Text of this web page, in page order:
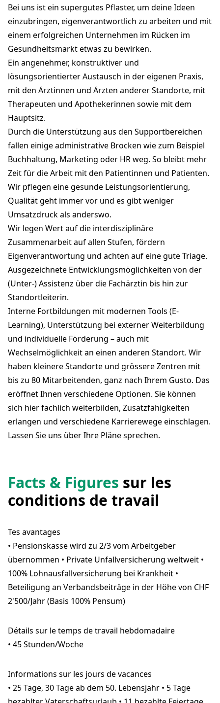
Bei uns ist ein supergutes Pflaster, um deine Ideen
einzubringen, eigenverantwortlich zu arbeiten und mit
einem erfolgreichen Unternehmen im Rücken im
Gesundheitsmarkt etwas zu bewirken.
Ein angenehmer, konstruktiver und
lösungsorientierter Austausch in der eigenen Praxis,
mit den Ärztinnen und Ärzten anderer Standorte, mit
Therapeuten und Apothekerinnen sowie mit dem
Hauptsitz.
Durch die Unterstützung aus den Supportbereichen
fallen einige administrative Brocken wie zum Beispiel
Buchhaltung, Marketing oder HR weg. So bleibt mehr
Zeit für die Arbeit mit den Patientinnen und Patienten.
Wir pflegen eine gesunde Leistungsorientierung,
Qualität geht immer vor und es gibt weniger
Umsatzdruck als anderswo.
Wir legen Wert auf die interdisziplinäre
Zusammenarbeit auf allen Stufen, fördern
Eigenverantwortung und achten auf eine gute Triage.
Ausgezeichnete Entwicklungsmöglichkeiten von der
(Unter-) Assistenz über die Fachärztin bis hin zur
Standortleiterin.
Interne Fortbildungen mit modernen Tools (E-
Learning), Unterstützung bei externer Weiterbildung
und individuelle Förderung – auch mit
Wechselmöglichkeit an einen anderen Standort. Wir
haben kleinere Standorte und grössere Zentren mit
bis zu 80 Mitarbeitenden, ganz nach Ihrem Gusto. Das
eröffnet Ihnen verschiedene Optionen. Sie können
sich hier fachlich weiterbilden, Zusatzfähigkeiten
erlangen und verschiedene Karrierewege einschlagen.
Lassen Sie uns über Ihre Pläne sprechen.
Facts & Figures sur les
conditions de travail
Tes avantages
• Pensionskasse wird zu 2/3 vom Arbeitgeber
übernommen • Private Unfallversicherung weltweit •
100% Lohnausfallversicherung bei Krankheit •
Beteiligung an Verbandsbeiträge in der Höhe von CHF
2'500/Jahr (Basis 100% Pensum)
Détails sur le temps de travail hebdomadaire
• 45 Stunden/Woche
Informations sur les jours de vacances
• 25 Tage, 30 Tage ab dem 50. Lebensjahr • 5 Tage